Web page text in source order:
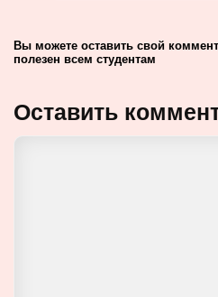
Вы можете оставить свой
полезен всем студентам
Оставить